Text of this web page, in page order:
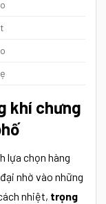
khí chưng
lựa chọn hàng
nhờ vào những
nhiệt, trọng